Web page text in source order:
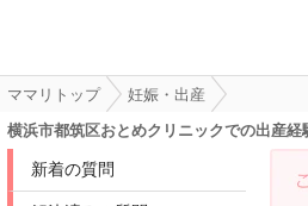
ママリトップ
妊娠・出産
横浜市都筑区おとめクリニックでの出産
新着の質問